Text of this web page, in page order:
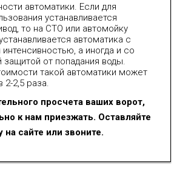
автоматики. Если для
устанавливается
то на СТО или автомойку
автоматика с
а иногда и со
защитой от попадания воды.
такой автоматики может
2-2,5 раза.
просчета ваших ворот,
к нам приезжать. Оставляйте
на сайте или звоните.